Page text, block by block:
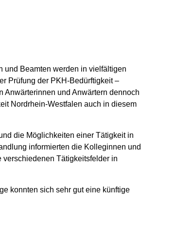
und Beamten werden in vielfältigen
Prüfung der PKH-Bedürftigkeit –
Anwärterinnen und Anwärtern dennoch
Nordrhein-Westfalen auch in diesem
die Möglichkeiten einer Tätigkeit in
informierten die Kolleginnen und
Tätigkeitsfelder in
konnten sich sehr gut eine künftige